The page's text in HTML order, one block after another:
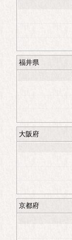
福井県
大阪府
京都府